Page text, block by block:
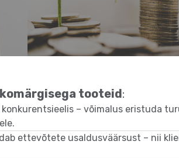
tooteid:
– võimalus eristuda
ettevõtete usaldusväärsust – nii